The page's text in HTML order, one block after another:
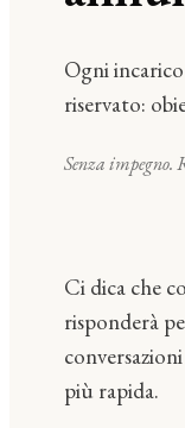
Ogni
riservato:
Senza impegno.
Ci dica che
risponderà
più rapida.